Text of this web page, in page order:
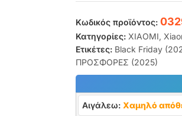
Κωδικός προϊόντος:
Κατηγορίες: XIAOMI,
Ετικέτες: Black Friday
ΠΡΟΣΦΟΡΕΣ (2025)
Αιγάλεω: Χαμηλό